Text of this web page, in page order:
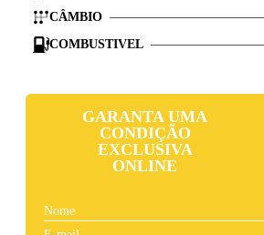
CÂMBIO
COMBUSTIVEL
GARANTA UMA
CONDIÇÃO
EXCLUSIVA
ONLINE